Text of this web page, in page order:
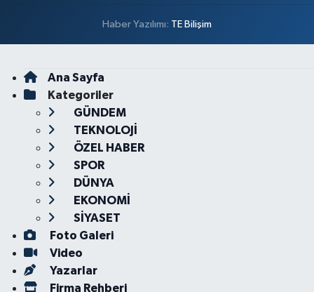
Haber Yazılımı: TE Bilişim
Ana Sayfa
Kategoriler
GÜNDEM
TEKNOLOJİ
ÖZEL HABER
SPOR
DÜNYA
EKONOMİ
SİYASET
Foto Galeri
Video
Yazarlar
Firma Rehberi